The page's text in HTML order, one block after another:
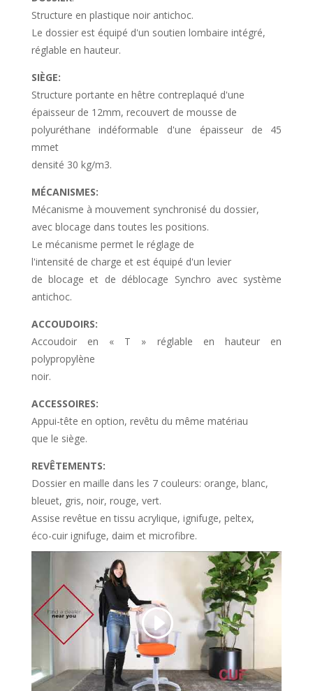
Structure en plastique noir antichoc.
Le dossier est équipé d'un soutien lombaire intégré,
réglable en hauteur.
SIÈGE:
Structure portante en hêtre contreplaqué d'une
épaisseur de 12mm, recouvert de mousse de
polyuréthane indéformable d'une épaisseur de 45
mmet
densité 30 kg/m3.
MÉCANISMES:
Mécanisme à mouvement synchronisé du dossier,
avec blocage dans toutes les positions.
Le mécanisme permet le réglage de
l'intensité de charge et est équipé d'un levier
de blocage et de déblocage Synchro avec système
antichoc.
ACCOUDOIRS:
Accoudoir en « T » réglable en hauteur en
polypropylène
noir.
ACCESSOIRES:
Appui-tête en option, revêtu du même matériau
que le siège.
REVÊTEMENTS:
Dossier en maille dans les 7 couleurs: orange, blanc,
bleuet, gris, noir, rouge, vert.
Assise revêtue en tissu acrylique, ignifuge, peltex,
éco-cuir ignifuge, daim et microfibre.